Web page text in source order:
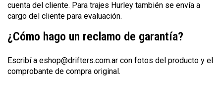
cuenta del cliente. Para trajes Hurley también se envía a
cargo del cliente para evaluación.
¿Cómo hago un reclamo de garantía?
Escribí a eshop@drifters.com.ar con fotos del producto y el
comprobante de compra original.